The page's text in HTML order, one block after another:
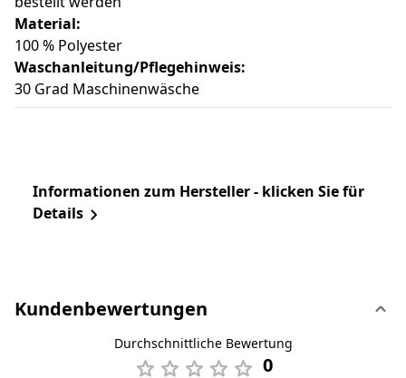
Material:
100 % Polyester
Waschanleitung/Pflegehinweis:
30 Grad Maschinenwäsche
Informationen zum Hersteller - klicken Sie für
Details
Kundenbewertungen
Durchschnittliche Bewertung
0